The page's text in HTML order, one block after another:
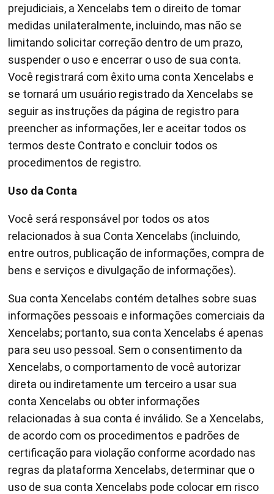
prejudiciais, a Xencelabs tem o direito de tomar
medidas unilateralmente, incluindo, mas não se
limitando solicitar correção dentro de um prazo,
suspender o uso e encerrar o uso de sua conta.
Você registrará com êxito uma conta Xencelabs e
se tornará um usuário registrado da Xencelabs se
seguir as instruções da página de registro para
preencher as informações, ler e aceitar todos os
termos deste Contrato e concluir todos os
procedimentos de registro.
Uso da Conta
Você será responsável por todos os atos
relacionados à sua Conta Xencelabs (incluindo,
entre outros, publicação de informações, compra de
bens e serviços e divulgação de informações).
Sua conta Xencelabs contém detalhes sobre suas
informações pessoais e informações comerciais da
Xencelabs; portanto, sua conta Xencelabs é apenas
para seu uso pessoal. Sem o consentimento da
Xencelabs, o comportamento de você autorizar
direta ou indiretamente um terceiro a usar sua
conta Xencelabs ou obter informações
relacionadas à sua conta é inválido. Se a Xencelabs,
de acordo com os procedimentos e padrões de
certificação para violação conforme acordado nas
regras da plataforma Xencelabs, determinar que o
uso de sua conta Xencelabs pode colocar em risco